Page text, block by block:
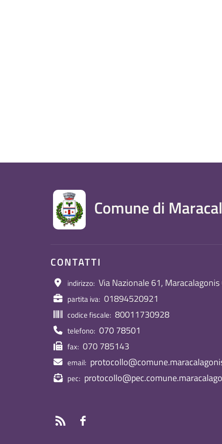
Comune di
CONTATTI
indirizzo: Via Nazionale 61, Maracalagonis
partita iva: 01894520921
codice fiscale: 80011730928
telefono: 070 78501
fax: 070 785143
email:
pec: